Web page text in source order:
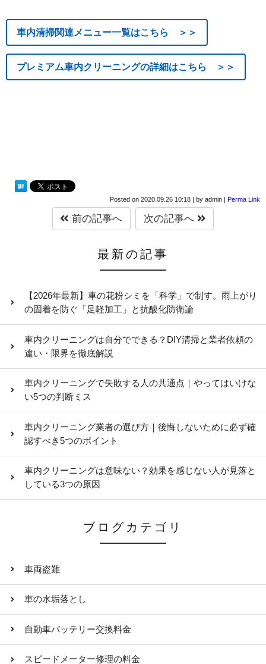
車内清掃関連メニュー一覧はこちら ＞＞
プレミアム車内クリーニングの詳細はこちら ＞＞
Posted on 2020.09.26 10:18 by admin Perma Link
前の記事へ 次の記事へ
最新の記事
【2026年最新】車の花粉シミを「科学」で制す。雨上がり
の固着を防ぐ「足軽加工」と抗酸化防衛論
車内クリーニングは自分でできる？DIY清掃と業者依頼の
違い・限界を徹底解説
車内クリーニングで失敗する人の共通点｜やってはいけな
い5つの判断ミス
車内クリーニング業者の選び方｜後悔しないために必ず確
認すべき5つのポイント
車内クリーニングは意味ない？効果を感じない人が見落と
している3つの原因
ブログカテゴリ
車両盗難
車の水垢落とし
自動車バッテリー交換料金
スピードメーター修理の料金